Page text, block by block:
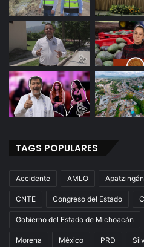
TAGS POPULARES
Accidente AMLO Apatzingán
CNTE Congreso del Estado
Gobierno del Estado de Michoacán
Morena México PRD